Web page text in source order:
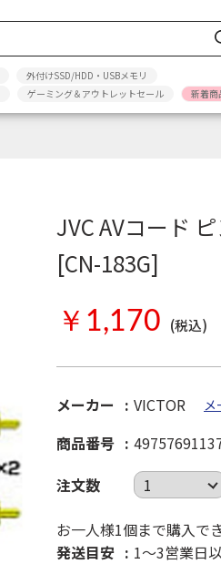
外付けSSD/HDD・USBメモリ
ゲーミング＆アウトレットセール 新着商
JVC AVコード
[CN-183G]
￥1,170 (税込)
メーカー VICTOR メ
商品番号
注文数
お一人様1個まで購入で
発送目安
1～3営業日